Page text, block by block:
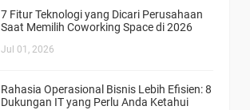
7 Fitur Teknologi yang Dicari Perusahaan
Saat Memilih Coworking Space di 2026
Jul 01, 2026
Rahasia Operasional Bisnis Lebih Efisien: 8
Dukungan IT yang Perlu Anda Ketahui